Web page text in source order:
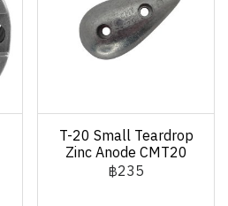
T-20 Small Teardrop
Zinc Anode CMT20
฿235